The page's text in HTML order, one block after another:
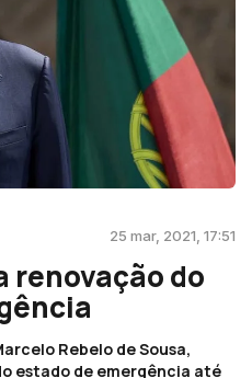
25 mar, 2021, 17:51
renovação do
Rebelo de Sousa,
estado de emergência até